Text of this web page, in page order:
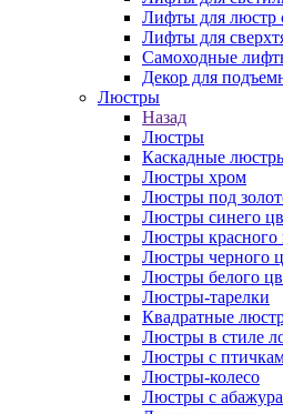
Лифты для люстр
Лифты для
Самоходные
Декор для
Люстры
Назад
Люстры
Каскадные
Люстры хром
Люстры под
Люстры синего
Люстры красного
Люстры черного
Люстры белого
Люстры-тарелки
Квадратные
Люстры в стиле
Люстры с
Люстры-колесо
Люстры с